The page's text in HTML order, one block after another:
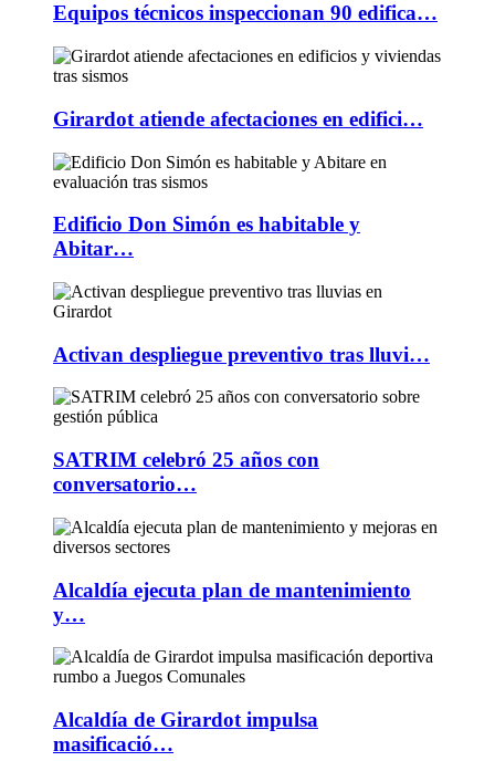
Equipos técnicos inspeccionan 90 edifica…
Girardot atiende afectaciones en edifici…
Edificio Don Simón es habitable y
Abitar…
Activan despliegue preventivo tras lluvi…
SATRIM celebró 25 años con
conversatorio…
Alcaldía ejecuta plan de mantenimiento
y…
Alcaldía de Girardot impulsa
masificació…